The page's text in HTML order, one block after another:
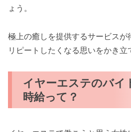
ょう。
極上の癒しを提供するサービスが
リピートしたくなる思いをかき立
イヤーエステのバイ
時給って？